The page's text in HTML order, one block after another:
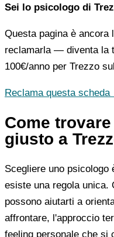
Sei lo psicologo di
Questa pagina è ancora
reclamarla — diventa la
100€/anno per Trezzo
Reclama questa
Come
giusto a
Scegliere uno psicologo
esiste una regola unica.
possono aiutarti a
affrontare, l'approccio
feeling personale che si